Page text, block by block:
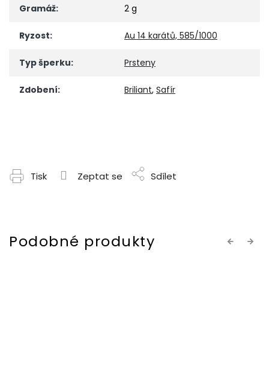
Gramáž: 2 g
Ryzost: Au 14 karátů, 585/1000
Typ šperku: Prsteny
Zdobení: Briliant, Safír
Tisk Zeptat se Sdílet
Previous
Next